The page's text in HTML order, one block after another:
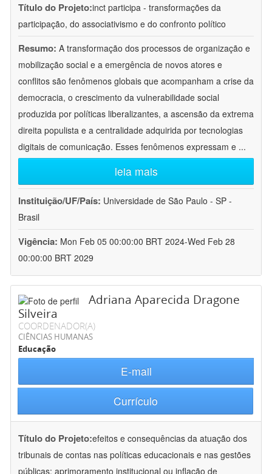
Título do Projeto:inct participa - transformações da
participação, do associativismo e do confronto político
Resumo: A transformação dos processos de organização e
mobilização social e a emergência de novos atores e
conflitos são fenômenos globais que acompanham a crise da
democracia, o crescimento da vulnerabilidade social
produzida por políticas liberalizantes, a ascensão da extrema
direita populista e a centralidade adquirida por tecnologias
digitais de comunicação. Esses fenômenos expressam e ...
leia mais
Instituição/UF/País: Universidade de São Paulo - SP -
Brasil
Vigência: Mon Feb 05 00:00:00 BRT 2024-Wed Feb 28
00:00:00 BRT 2029
Adriana Aparecida Dragone
Silveira
COORDENADOR(A)
CIÊNCIAS HUMANAS
Educação
E-mail
Currículo
Título do Projeto:efeitos e consequências da atuação dos
tribunais de contas nas políticas educacionais e nas gestões
públicas: aprimoramento institucional ou inflação de